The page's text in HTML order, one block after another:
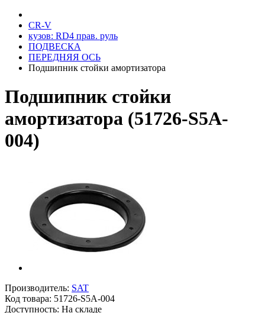
CR-V
кузов: RD4 прав. руль
ПОДВЕСКА
ПЕРЕДНЯЯ ОСЬ
Подшипник стойки амортизатора
Подшипник стойки
амортизатора (51726-S5A-
004)
Производитель: SAT
Код товара: 51726-S5A-004
Доступность: На складе